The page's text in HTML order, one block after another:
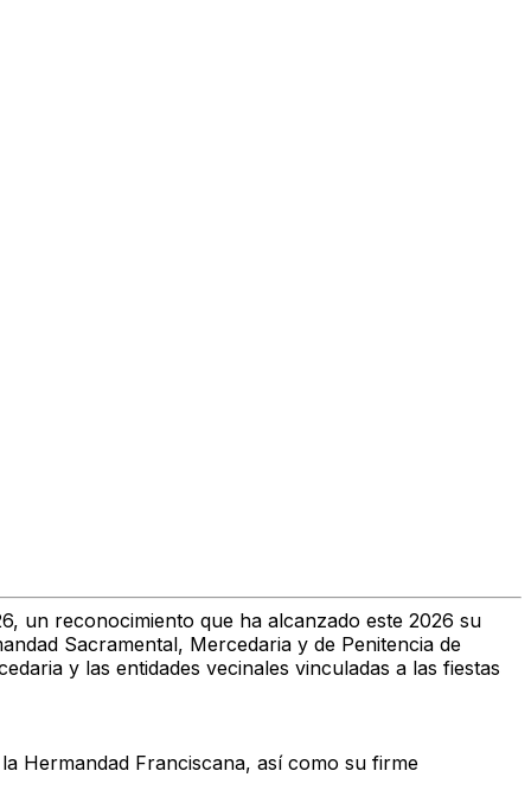
un reconocimiento que ha alcanzado este 2026 su
Sacramental, Mercedaria y de Penitencia de
y las entidades vecinales vinculadas a las fiestas
Hermandad Franciscana, así como su firme